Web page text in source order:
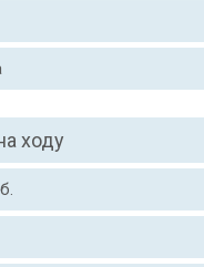
ходу